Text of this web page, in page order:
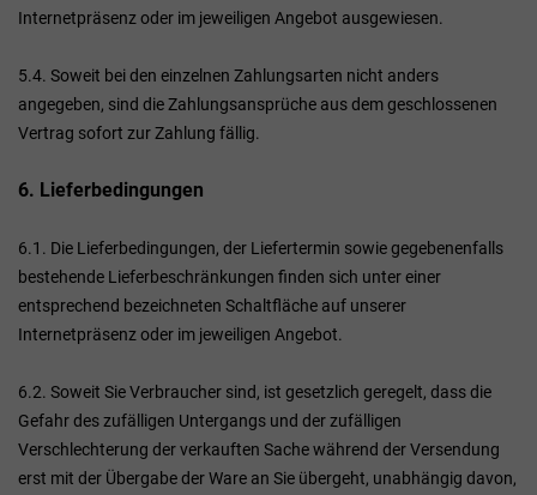
Internetpräsenz oder im jeweiligen Angebot ausgewiesen.
5.4. Soweit bei den einzelnen Zahlungsarten nicht anders
angegeben, sind die Zahlungsansprüche aus dem geschlossenen
Vertrag sofort zur Zahlung fällig.
6. Lieferbedingungen
6.1. Die Lieferbedingungen, der Liefertermin sowie gegebenenfalls
bestehende Lieferbeschränkungen finden sich unter einer
entsprechend bezeichneten Schaltfläche auf unserer
Internetpräsenz oder im jeweiligen Angebot.
6.2. Soweit Sie Verbraucher sind, ist gesetzlich geregelt, dass die
Gefahr des zufälligen Untergangs und der zufälligen
Verschlechterung der verkauften Sache während der Versendung
erst mit der Übergabe der Ware an Sie übergeht, unabhängig davon,